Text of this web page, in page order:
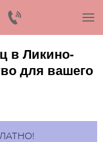
в Ликино-
для вашего